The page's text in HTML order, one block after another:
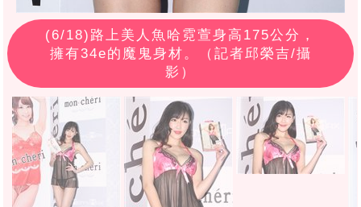
(6/18)路上美人魚哈霓萱身高175公分，
擁有34e的魔鬼身材。（記者邱榮吉/攝
影）